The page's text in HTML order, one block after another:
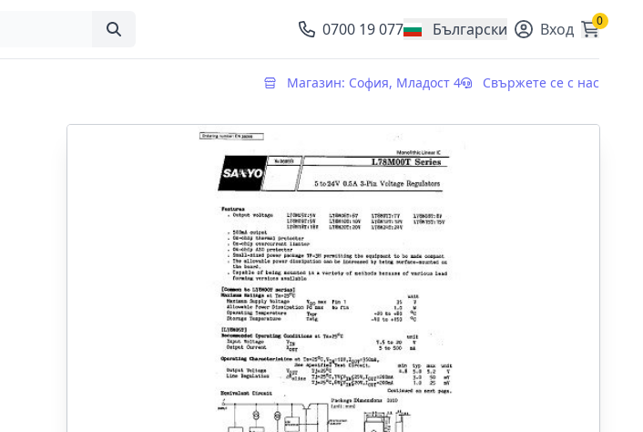
0700 19 077 Български
, change currency Вход 0
Магазин: София, Младост 4 Свържете се с нас